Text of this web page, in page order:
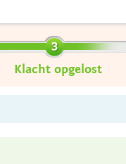
Klacht opgelost